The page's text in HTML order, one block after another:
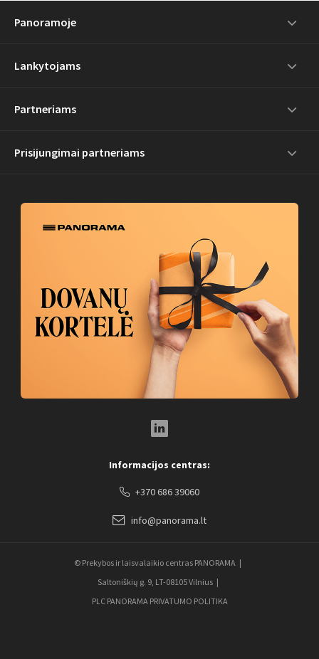
Panoramoje
Lankytojams
Partneriams
Prisijungimai partneriams
Informacijos centras:
+370 686 39060
info@panorama.lt
© Prekybos ir laisvalaikio centras PANORAMA
Saltoniškių g. 9, LT-08105 Vilnius
PLC PANORAMA PRIVATUMO POLITIKA